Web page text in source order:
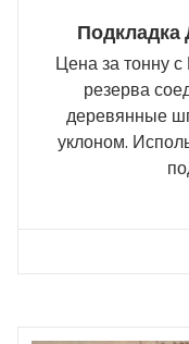
Цена за тонну
резерва
деревянные
уклоном.